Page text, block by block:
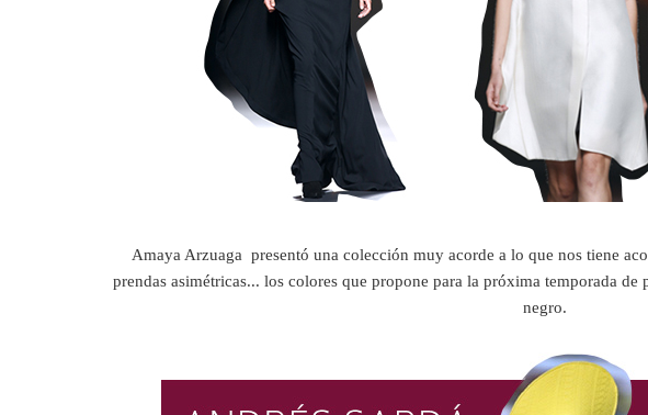
Amaya Arzuaga presentó una colección muy acorde a lo que nos tiene
prendas asimétricas... los colores que propone para la próxima temporada
negro.